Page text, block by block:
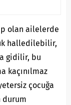
olan ailelerde
halledilebilir,
gidilir, bu
kaçınılmaz
çocuğa
durum